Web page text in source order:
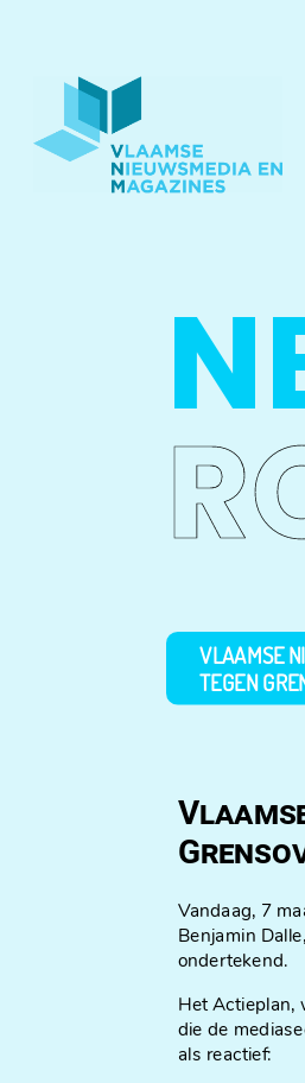
VLAAMSE
TEGEN
Vandaag, 7
Benjamin
ondertekend.
Het Actieplan,
die de
als reactief: